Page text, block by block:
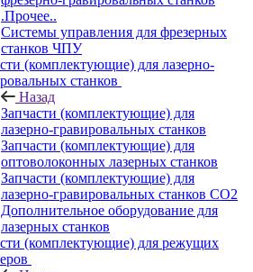
.Прочее..
Системы управления для фрезерных
станков ЧПУ
(комплектующие) для лазерно-
станков
Назад
Запчасти (комплектующие) для
лазерно-гравировальных станков
Запчасти (комплектующие) для
оптоволоконных лазерных станков
Запчасти (комплектующие) для
лазерно-гравировальных станков CO2
Дополнительное оборудование для
лазерных станков
(комплектующие) для режущих